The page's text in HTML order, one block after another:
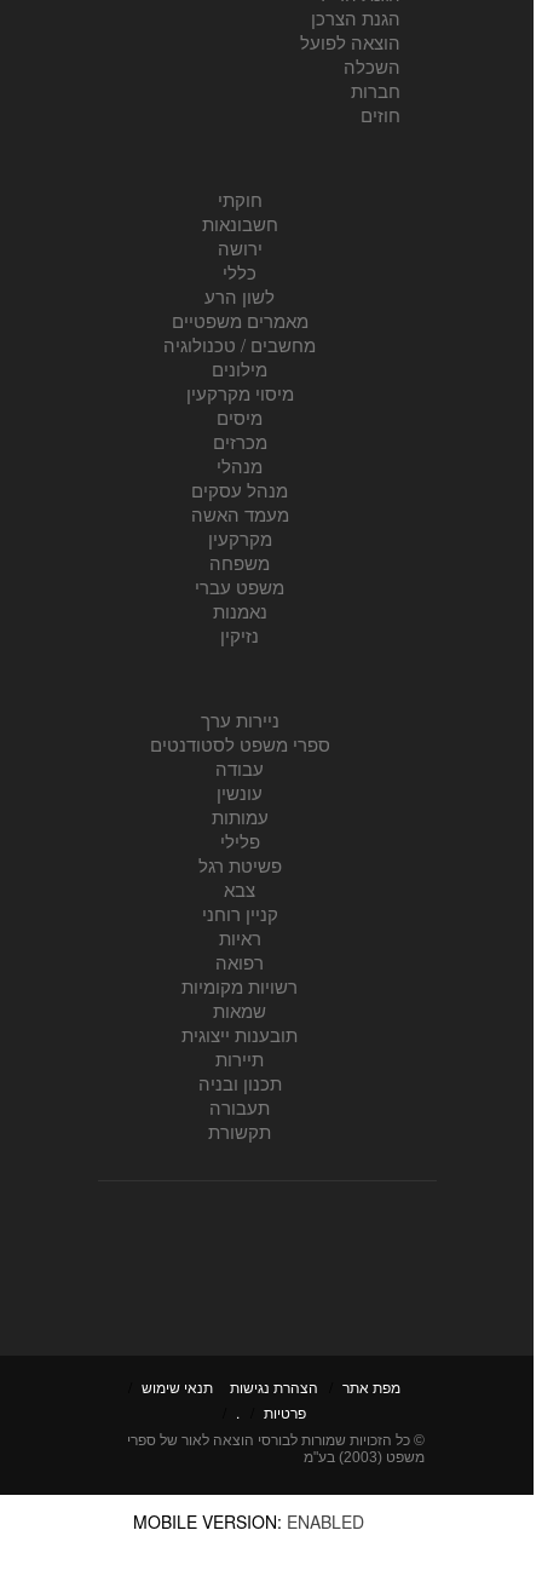
הגנת הצרכן
הוצאה לפועל
השכלה
חברות
חוזים
חוקתי
חשבונאות
ירושה
כללי
לשון הרע
מאמרים משפטיים
מחשבים / טכנולוגיה
מילונים
מיסוי מקרקעין
מיסים
מכרזים
מנהלי
מנהל עסקים
מעמד האשה
מקרקעין
משפחה
משפט עברי
נאמנות
נזיקין
ניירות ערך
ספרי משפט לסטודנטים
עבודה
עונשין
עמותות
פלילי
פשיטת רגל
צבא
קניין רוחני
ראיות
רפואה
רשויות מקומיות
שמאות
תובענות ייצוגית
תיירות
תכנון ובניה
תעבורה
תקשורת
מפת אתר / הצהרת נגישות תנאי שימוש /
פרטיות /
© כל הזכויות שמורות לבורסי הוצאה לאור של ספרי
משפט (2003) בע"מ
MOBILE VERSION:ENABLED